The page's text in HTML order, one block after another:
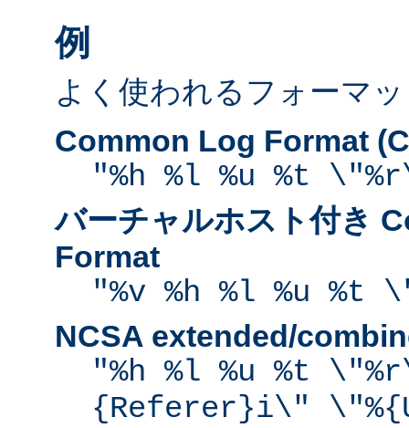
例
よく使われるフォーマ
Common Log Format
"%h %l %u %t
バーチャルホスト付き
Format
"%v %h %l %u %t
NCSA extended/
"%h %l %u %t
{Referer}i\"